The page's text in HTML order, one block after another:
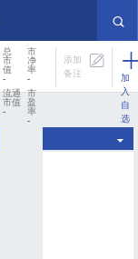
总
市
值
-
市
净
率
-
流通
市值
-
市
盈
率
-
添加
备注
加
入
自
选